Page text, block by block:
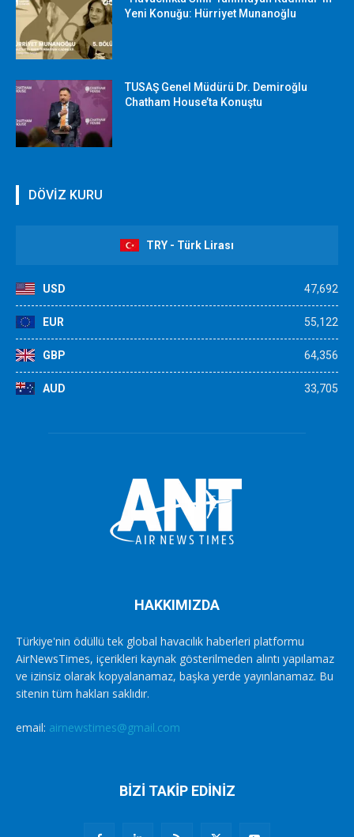
Yeni Konuğu: Hürriyet Munanoğlu
TUSAŞ Genel Müdürü Dr. Demiroğlu
Chatham House’ta Konuştu
DÖVİZ KURU
TRY - Türk Lirası
USD 47,692
EUR 55,122
GBP 64,356
AUD 33,705
HAKKIMIZDA
Türkiye'nin ödüllü tek global havacılık haberleri platformu
AirNewsTimes, içerikleri kaynak gösterilmeden alıntı yapılamaz
ve izinsiz olarak kopyalanamaz, başka yerde yayınlanamaz. Bu
sitenin tüm hakları saklıdır.
email: airnewstimes@gmail.com
BİZİ TAKİP EDİNİZ